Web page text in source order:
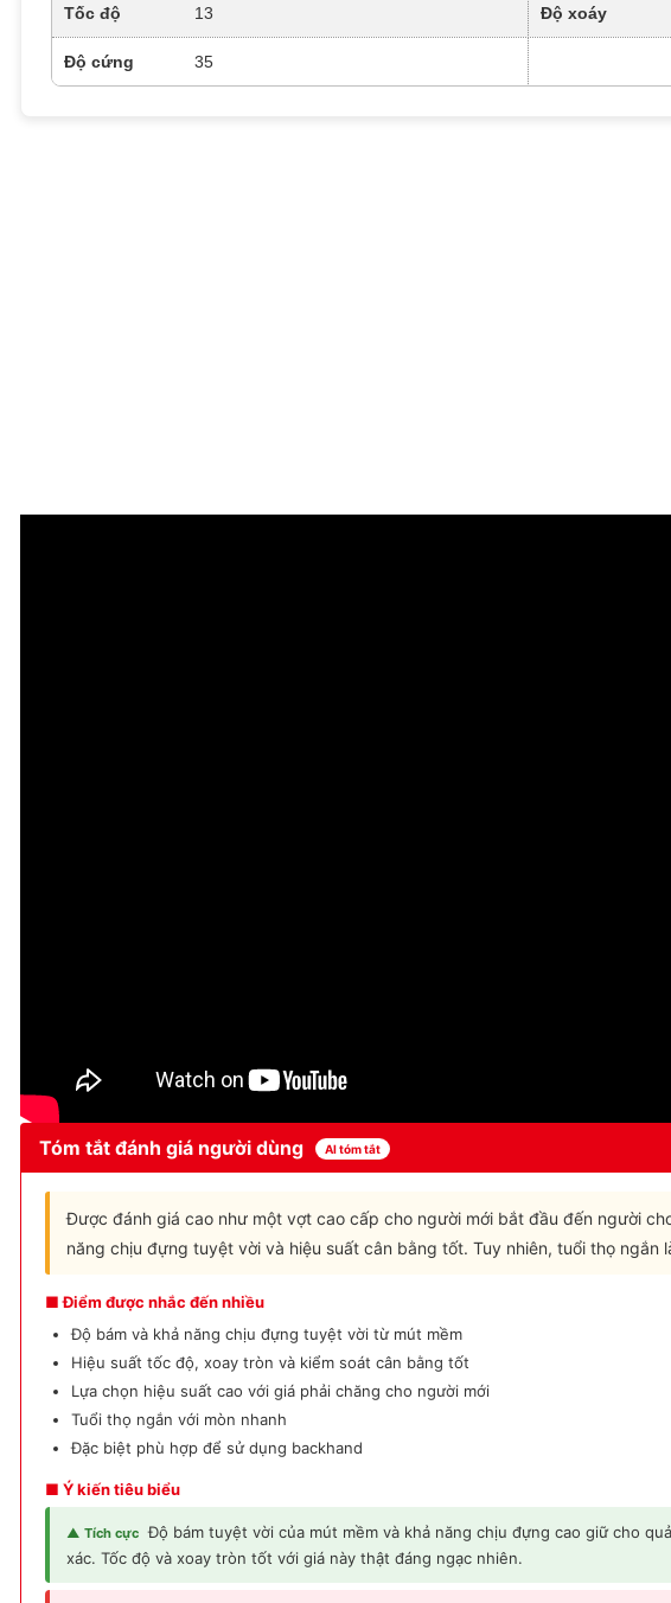
Tốc độ 13 Độ xoáy
Độ cứng 35
Tóm tắt đánh giá người dùng AI tóm tắt
Được đánh giá cao như một vợt cao cấp cho người mới bắt đầu đến người
năng chịu đựng tuyệt vời và hiệu suất cân bằng tốt. Tuy nhiên, tuổi thọ ngắn
■ Điểm được nhắc đến nhiều
Độ bám và khả năng chịu đựng tuyệt vời từ mút mềm
Hiệu suất tốc độ, xoay tròn và kiểm soát cân bằng tốt
Lựa chọn hiệu suất cao với giá phải chăng cho người mới
Tuổi thọ ngắn với mòn nhanh
Đặc biệt phù hợp để sử dụng backhand
■ Ý kiến tiêu biểu
▲ Tích cực Độ bám tuyệt vời của mút mềm và khả năng chịu đựng cao giữ cho
xác. Tốc độ và xoay tròn tốt với giá này thật đáng ngạc nhiên.